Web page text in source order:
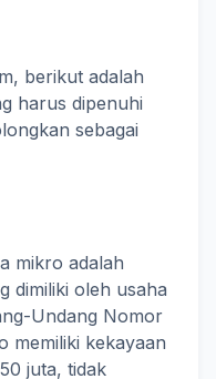
berikut adalah
harus dipenuhi
sebagai
mikro adalah
dimiliki oleh usaha
Undang Nomor
memiliki kekayaan
juta, tidak